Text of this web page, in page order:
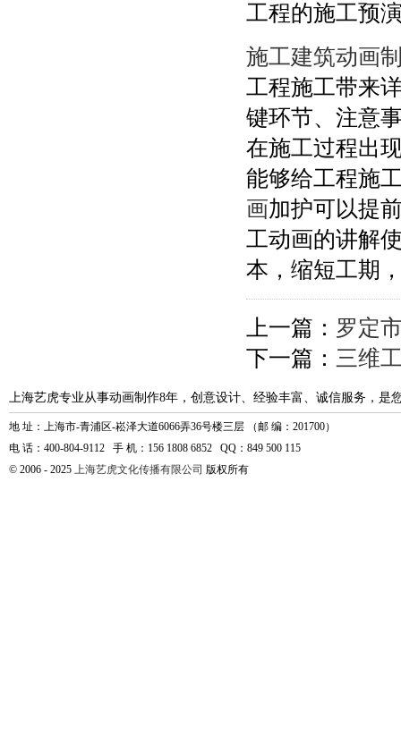
工程的施工预
施工建筑动画
工程施工带来
键环节、注意
在施工过程出
能够给工程施
画加护可以提
工动画的讲解
本，缩短工期
上一篇： 罗定
下一篇： 三维
上海艺虎专业从事动画制作8年，创意设计、经验丰富、诚信服务，是
地 址：上海市-青浦区-崧泽大道6066弄36号楼三层 （邮 编：201700）
电 话：400-804-9112 手 机：156 1808 6852 QQ：849 500 115
© 2006 - 2025 上海艺虎文化传播有限公司 版权所有